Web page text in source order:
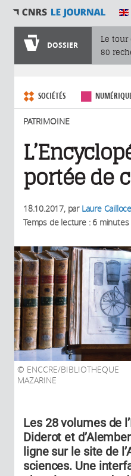
SECTIONS
DOSSIER
Le
80
SOCIÉTÉS
PATRIMOINE
portée de
18.10.2017, par Laure Cailloce
Temps de lecture : 6 minutes
ENCCRE/BIBLIOTHEQUE
MAZARINE
Les 28 volumes de
Diderot et
ligne sur le site de
sciences. Une